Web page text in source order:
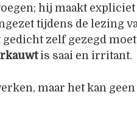
hij maakt expliciet
tijdens de lezing
zelf gezegd
is saai en irritant.
maar het kan geen